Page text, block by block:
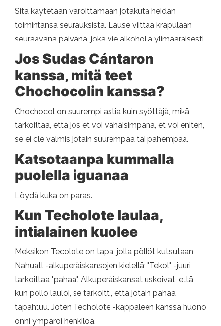
Sitä käytetään varoittamaan jotakuta heidän
toimintansa seurauksista. Lause viittaa krapulaan
seuraavana päivänä, joka vie alkoholia ylimääräisesti.
Jos Sudas Cántaron
kanssa, mitä teet
Chochocolin kanssa?
Chochocol on suurempi astia kuin syöttäjä, mikä
tarkoittaa, että jos et voi vähäisimpänä, et voi eniten,
se ei ole valmis jotain suurempaa tai pahempaa.
Katsotaanpa kummalla
puolella iguanaa
Löydä kuka on paras.
Kun Techolote laulaa,
intialainen kuolee
Meksikon Tecolote on tapa, jolla pöllöt kutsutaan
Nahuatl -alkuperäiskansojen kielellä; "Tekol" -juuri
tarkoittaa "pahaa". Alkuperäiskansat uskoivat, että
kun pöllö lauloi, se tarkoitti, että jotain pahaa
tapahtuu. Joten Techolote -kappaleen kanssa huono
onni ympäröi henkilöä.